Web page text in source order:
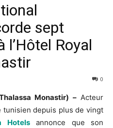
sept
Royal
0
Monastir) – Acteur
depuis plus de vingt
Hotelsannonce que son